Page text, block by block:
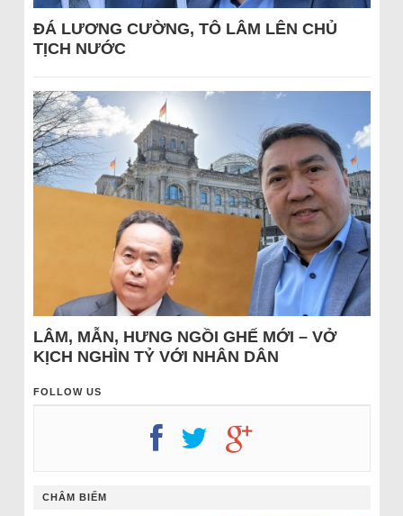
ĐÁ LƯƠNG CƯỜNG, TÔ LÂM LÊN CHỦ
TỊCH NƯỚC
LÂM, MẪN, HƯNG NGỒI GHẾ MỚI – VỞ
KỊCH NGHÌN TỶ VỚI NHÂN DÂN
FOLLOW US
CHÂM BIẾM